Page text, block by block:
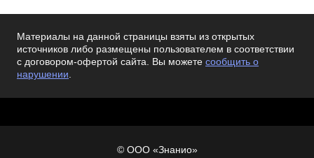
Материалы на данной страницы взяты из открытых
источников либо размещены пользователем в соответствии
с договором-офертой сайта. Вы можете сообщить о
нарушении
© ООО «Знанио»